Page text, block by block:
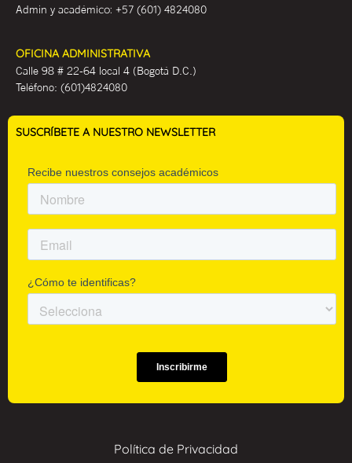
Admin y académico: +57 (601) 4824080
OFICINA ADMINISTRATIVA
Calle 98 # 22-64 local 4 (Bogotá D.C.)
Teléfono: (601)4824080
SUSCRÍBETE A NUESTRO NEWSLETTER
Política de Privacidad